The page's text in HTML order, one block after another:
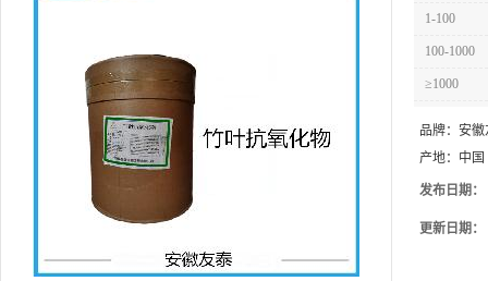
1-100
100-1000
≥1000
品牌： 安徽
产地： 中国
发布日期：
更新日期：